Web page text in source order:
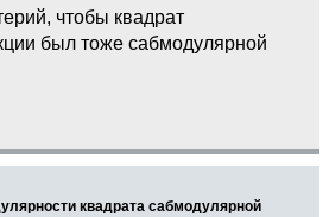
чтобы квадрат
был тоже сабмодулярной
квадрата сабмодулярной